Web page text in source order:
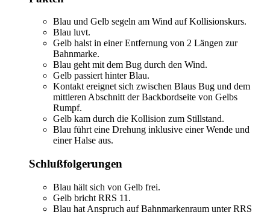
Blau und Gelb segeln am Wind auf Kollisionskurs.
Blau luvt.
Gelb halst in einer Entfernung von 2 Längen zur
Bahnmarke.
Blau geht mit dem Bug durch den Wind.
Gelb passiert hinter Blau.
Kontakt ereignet sich zwischen Blaus Bug und dem
mittleren Abschnitt der Backbordseite von Gelbs
Rumpf.
Gelb kam durch die Kollision zum Stillstand.
Blau führt eine Drehung inklusive einer Wende und
einer Halse aus.
Schlußfolgerungen
Blau hält sich von Gelb frei.
Gelb bricht RRS 11.
Blau hat Anspruch auf Bahnmarkenraum unter RRS